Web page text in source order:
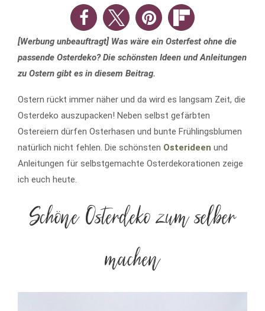
[Werbung unbeauftragt] Was wäre ein Osterfest ohne die
passende Osterdeko? Die schönsten Ideen und Anleitungen
zu Ostern gibt es in diesem Beitrag.
Ostern rückt immer näher und da wird es langsam Zeit, die
Osterdeko auszupacken! Neben selbst gefärbten
Ostereiern dürfen Osterhasen und bunte Frühlingsblumen
natürlich nicht fehlen. Die schönsten Osterideen und
Anleitungen für selbstgemachte Osterdekorationen zeige
ich euch heute.
Schöne Osterdeko zum selber
machen